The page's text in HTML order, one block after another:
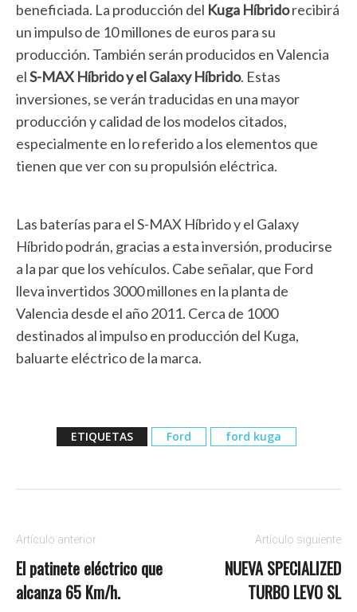
beneficiada. La producción del Kuga Híbridorecibirá
un impulso de 10 millones de euros para su
producción. También serán producidos en Valencia
elS-MAX Híbrido y el Galaxy Híbrido. Estas
inversiones, se verán traducidas en una mayor
producción y calidad de los modelos citados,
especialmente en lo referido a los elementos que
tienen que ver con su propulsión eléctrica.
Las baterías para el S-MAX Híbrido y el Galaxy
Híbrido podrán, gracias a esta inversión, producirse
a la par que los vehículos. Cabe señalar, que Ford
lleva invertidos 3000 millones en la planta de
Valencia desde el año 2011. Cerca de 1000
destinados al impulso en producción del Kuga,
baluarte eléctrico de la marca.
ETIQUETAS Ford ford kuga
Artículo anterior
El patinete eléctrico que
alcanza 65 Km/h.
Artículo siguiente
NUEVA SPECIALIZED
TURBO LEVO SL